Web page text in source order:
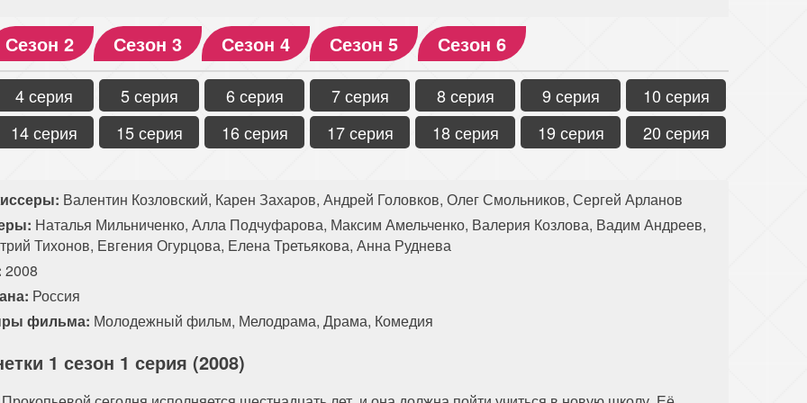
Сезон 2 Сезон 3 Сезон 4 Сезон 5 Сезон 6
4 серия 5 серия 6 серия 7 серия 8 серия 9 серия
10 серия
14 серия
15 серия 16 серия 17 серия 18 серия 19 серия 20 серия
Валентин Козловский, Карен Захаров, Андрей Головков, Олег Смольников, Сергей Арланов
Наталья Мильниченко, Алла Подчуфарова, Максим Амельченко, Валерия Козлова, Вадим Андреев,
Тихонов, Евгения Огурцова, Елена Третьякова, Анна Руднева
2008
Россия
фильма: Молодежный фильм, Мелодрама, Драма, Комедия
1 сезон 1 серия (2008)